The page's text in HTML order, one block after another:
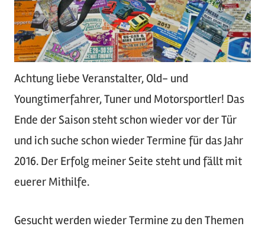
Achtung liebe Veranstalter, Old- und
Youngtimerfahrer, Tuner und Motorsportler! Das
Ende der Saison steht schon wieder vor der Tür
und ich suche schon wieder Termine für das Jahr
2016. Der Erfolg meiner Seite steht und fällt mit
euerer Mithilfe.
Gesucht werden wieder Termine zu den Themen